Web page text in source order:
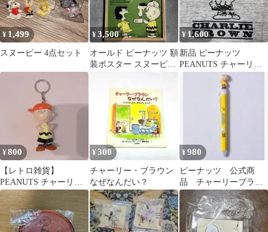
¥1,499
スヌーピー 4点セット
¥3,500
オールド ピーナッツ 額
装ポスター スヌーピー
ーシー
¥1,600
新品 ピーナッツ
PEANUTS チャーリー
ブラウン 杢グレー Tシ
¥800
【レトロ雑貨】
PEANUTS チャーリー
ブラウン キーホルダー
【当時物】
¥300
チャーリー・ブラウン
なぜなんだい？
¥980
ピーナッツ 公式商
品 チャーリーブラウ
ン ゲル ボールペ
ン 黒 0.5mm